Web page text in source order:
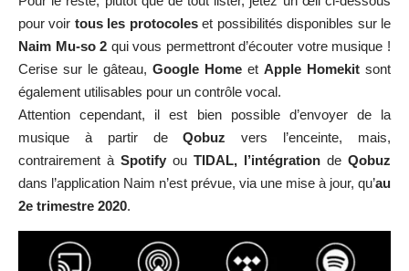
pour voir tous les protocoleset possibilités disponibles sur le
Naim Mu-so 2 qui vous permettront d’écouter votre musique !
Cerise sur le gâteau, Google Home et Apple Homekit sont
également utilisables pour un contrôle vocal.
Attention cependant, il est bien possible d’envoyer de la
musique à partir deQobuz vers l’enceinte, mais,
contrairement à Spotify ou TIDAL, l’intégration de Qobuz
dans l’application Naim n’est prévue, via une mise à jour, qu’au
2e trimestre 2020.